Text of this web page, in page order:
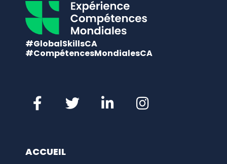
#GlobalSkillsCA
#CompétencesMondialesCA
ACCUEIL